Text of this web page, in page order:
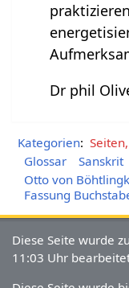
Dr phil
Kategorien:
Glossar
Sanskrit
Otto von
Fassung
Diese Seite wurde
11:03 Uhr